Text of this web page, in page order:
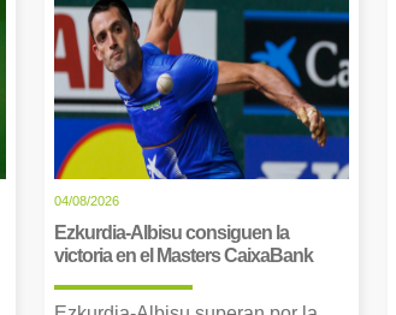
04/08/2026
Ezkurdia-Albisu consiguen la
victoria en el Masters CaixaBank